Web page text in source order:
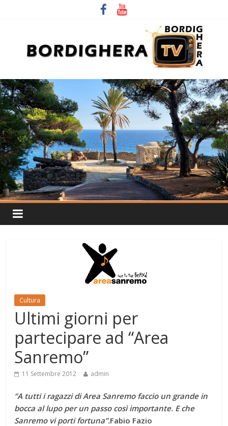
Cultura
Ultimi giorni per
partecipare ad “Area
Sanremo”
11 Settembre 2012 admin
“A tutti i ragazzi di Area Sanremo faccio un grande in
bocca al lupo per un passo così importante. E che
Sanremo vi porti fortuna”.Fabio Fazio